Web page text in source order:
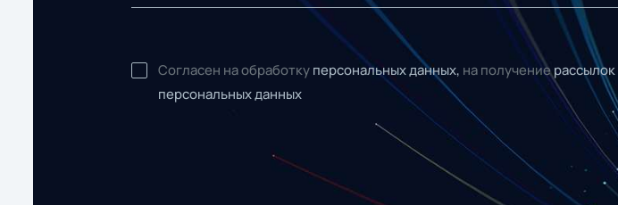
Согласен на обработку персональных данных, на получениерассылок
персональных данных